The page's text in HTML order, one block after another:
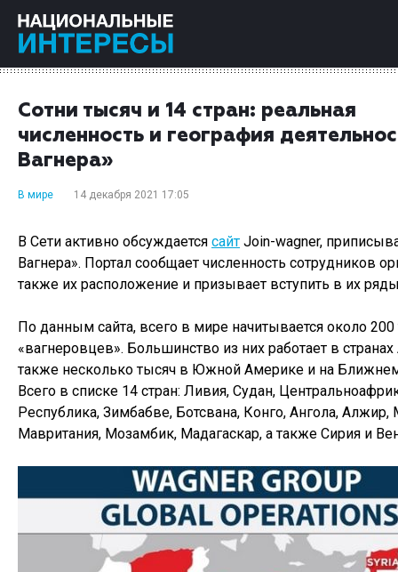
Сотни тысяч и 14 стран: реальная
численность и география
Вагнера»
В мире 14 декабря 2021 17:05
В Сети активно обсуждается сайт Join-wagner,
Вагнера». Портал сообщает численность сотрудников
также их расположение и призывает вступить в их
По данным сайта, всего в мире начитывается около 200
«вагнеровцев». Большинство из них работает в
также несколько тысяч в Южной Америке и на
Всего в списке 14 стран: Ливия, Судан,
Республика, Зимбабве, Ботсвана, Конго, Ангола, Алжир,
Мавритания, Мозамбик, Мадагаскар, а также Сирия и